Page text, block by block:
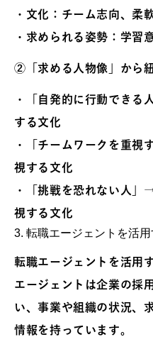
・文化：チーム志向、柔
・求められる姿勢：学習
② 「求める人物像」から
・「自発的に行動でき
する文化
・「チームワークを重
視する文化
・「挑戦を恐れない人
視する文化
3. 転職エージェントを活用
転職エージェントを活用
エージェントは企業の採
い、事業や組織の状況、
情報を持っています。